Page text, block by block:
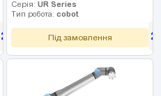
2 790 000грн
Серія: UR Series
Тип робота: cobot
Під замовлення 2